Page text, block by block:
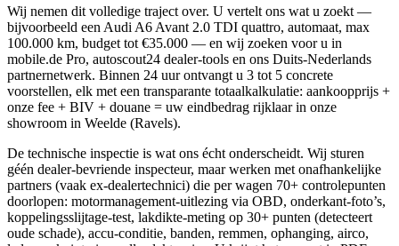
Wij nemen dit volledige traject over. U vertelt ons wat u zoekt —
bijvoorbeeld een Audi A6 Avant 2.0 TDI quattro, automaat, max
100.000 km, budget tot €35.000 — en wij zoeken voor u in
mobile.de Pro, autoscout24 dealer-tools en ons Duits-Nederlands
partnernetwerk. Binnen 24 uur ontvangt u 3 tot 5 concrete
voorstellen, elk met een transparante totaalkalkulatie: aankoopprijs +
onze fee + BIV + douane = uw eindbedrag rijklaar in onze
showroom in Weelde (Ravels).
De technische inspectie is wat ons écht onderscheidt. Wij sturen
géén dealer-bevriende inspecteur, maar werken met onafhankelijke
partners (vaak ex-dealertechnici) die per wagen 70+ controlepunten
doorlopen: motormanagement-uitlezing via OBD, onderkant-foto’s,
koppelingsslijtage-test, lakdikte-meting op 30+ punten (detecteert
oude schade), accu-conditie, banden, remmen, ophanging, airco,